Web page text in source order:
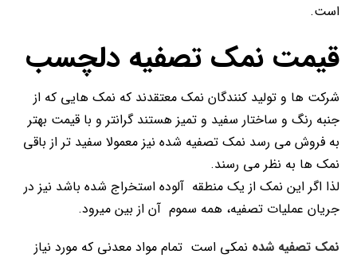
است.
قیمت نمک تصفیه دلچسب
شرکت ها و تولید کنندگان نمک معتقدند که نمک هایی که از
جنبه رنگ و ساختار سفید و تمیز هستند گرانتر و با قیمت بهتر
به فروش می رسد نمک تصفیه شده نیز معمولا سفید تر از باقی
نمک ها به نظر می رسند.
لذا اگر این نمک از یک منطقه آلوده استخراج شده باشد نیز در
جریان عملیات تصفیه، همه سموم آن از بین میرود.
نمک تصفیه شده نمکی است تمام مواد معدنی که مورد نیاز